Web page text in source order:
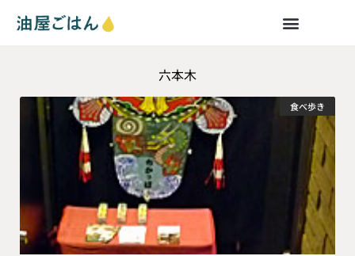
六本木
食べ歩き